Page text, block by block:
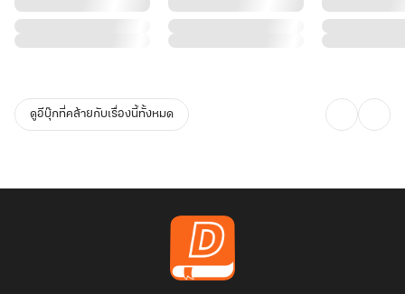
ดูอีบุ๊กที่คล้ายกับเรื่องนี้ทั้งหมด